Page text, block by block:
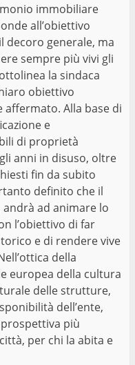
immobiliare
all’obiettivo
decoro generale, ma
sempre più vivi gli
la sindaca
obiettivo
Alla base di
e
di proprietà
anni in disuso, oltre
fin da subito
definito che il
ad animare lo
l’obiettivo di far
e di rendere vive
della
europea della cultura
delle strutture,
dell’ente,
più
per chi la abita e